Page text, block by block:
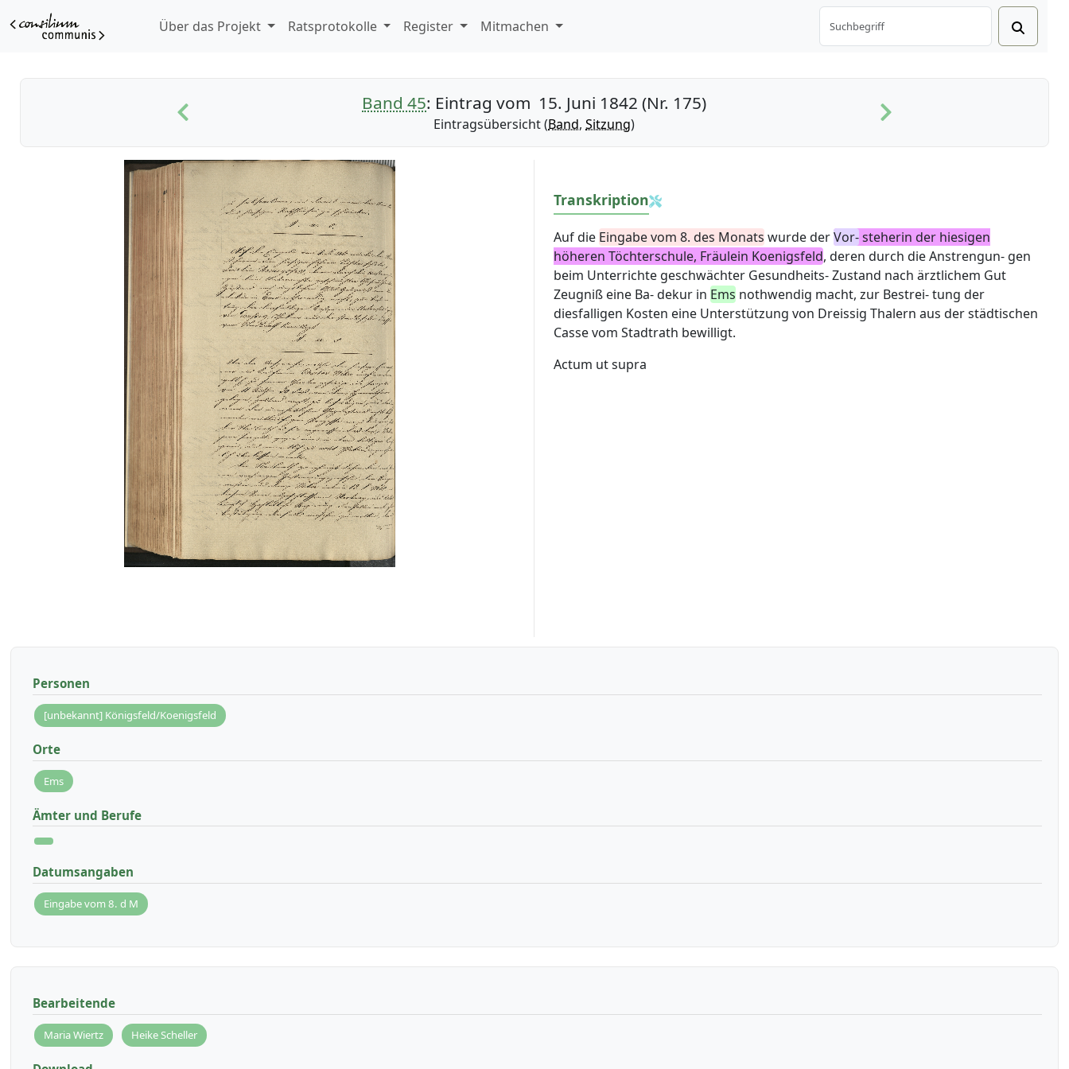
Über das Projekt Ratsprotokolle Register Mitmachen
Band 45: Eintrag vom 15. Juni 1842 (Nr. 175)
Eintragsübersicht (Band,Sitzung)
Transkription
Auf die Eingabe vom 8. des Monats wurde derVor-steherin der hiesigen
höheren Töchterschule, Fräulein Koenigsfeld, deren durch die Anstrengun- gen
beim Unterrichte geschwächter Gesundheits- Zustand nach ärztlichem Gut
Zeugniß eine Ba- dekur in Ems nothwendig macht, zur Bestrei- tung der
diesfalligen Kosten eine Unterstützung von Dreissig Thalern aus der städtischen
Casse vom Stadtrath bewilligt.
Actum ut supra
Personen
[unbekannt] Königsfeld/Koenigsfeld
Orte
Ems
Ämter und Berufe
Datumsangaben
Eingabe vom 8. d M
Bearbeitende
Maria Wiertz Heike Scheller